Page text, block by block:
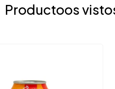
Productoos